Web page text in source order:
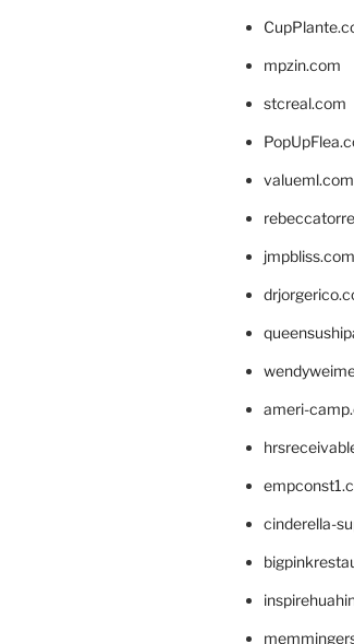
mpzin.com
stcreal.com
valueml.com
jmpbliss.com
ameri-
cinderella-